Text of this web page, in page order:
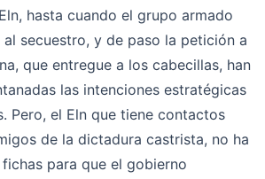
hasta cuando el grupo armado
al secuestro, y de paso la petición a
, que entregue a los cabecillas, han
las intenciones estratégicas
Pero, el Eln que tiene contactos
de la dictadura castrista, no ha
para que el gobierno